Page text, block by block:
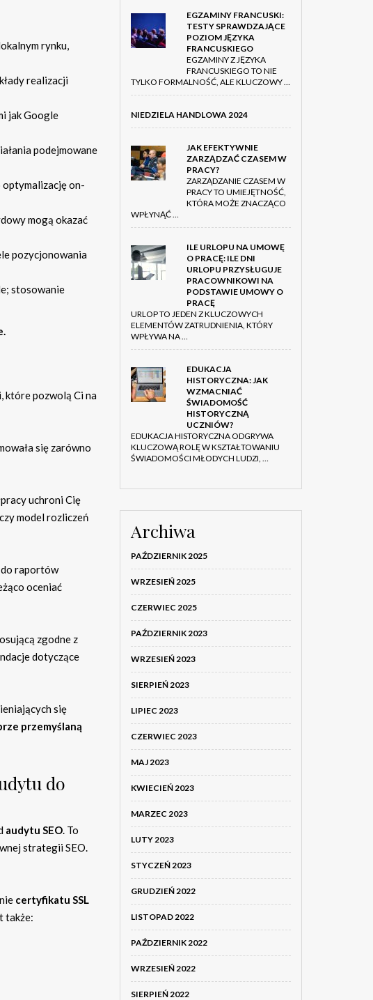
rynku,
realizacji
jak Google
podejmowane
optymalizację on-
mogą okazać
pozycjonowania
stosowanie
które pozwolą Ci na
się zarówno
uchroni Cię
model rozliczeń
do raportów
oceniać
zgodne z
dotyczące
się
przemyślaną
do
audytu SEO. To
strategii SEO.
certyfikatu SSL
także:
EGZAMINY FRANCUSKI:
TESTY SPRAWDZAJĄCE
POZIOM JĘZYKA
FRANCUSKIEGO
EGZAMINY Z JĘZYKA
FRANCUSKIEGO TO NIE
TYLKO FORMALNOŚĆ, ALE KLUCZOWY …
NIEDZIELA HANDLOWA 2024
JAK EFEKTYWNIE
ZARZĄDZAĆ CZASEM W
PRACY?
ZARZĄDZANIE CZASEM W
PRACY TO UMIEJĘTNOŚĆ,
KTÓRA MOŻE ZNACZĄCO
WPŁYNĄĆ …
ILE URLOPU NA UMOWĘ
O PRACĘ: ILE DNI
URLOPU PRZYSŁUGUJE
PRACOWNIKOWI NA
PODSTAWIE UMOWY O
PRACĘ
URLOP TO JEDEN Z KLUCZOWYCH
ELEMENTÓW ZATRUDNIENIA, KTÓRY
WPŁYWA NA …
EDUKACJA
HISTORYCZNA: JAK
WZMACNIAĆ
ŚWIADOMOŚĆ
HISTORYCZNĄ
UCZNIÓW?
EDUKACJA HISTORYCZNA ODGRYWA
KLUCZOWĄ ROLĘ W KSZTAŁTOWANIU
ŚWIADOMOŚCI MŁODYCH LUDZI, …
Archiwa
PAŹDZIERNIK 2025
WRZESIEŃ 2025
CZERWIEC 2025
PAŹDZIERNIK 2023
WRZESIEŃ 2023
SIERPIEŃ 2023
LIPIEC 2023
CZERWIEC 2023
MAJ 2023
KWIECIEŃ 2023
MARZEC 2023
LUTY 2023
STYCZEŃ 2023
GRUDZIEŃ 2022
LISTOPAD 2022
PAŹDZIERNIK 2022
WRZESIEŃ 2022
SIERPIEŃ 2022